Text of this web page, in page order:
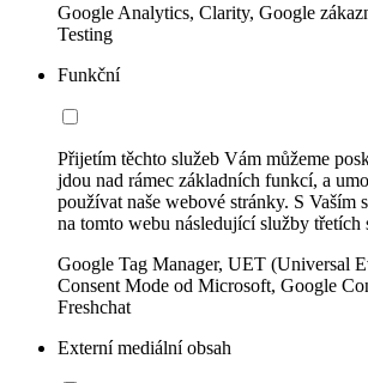
Google Analytics, Clarity, Google
Testing
Funkční
Přijetím těchto služeb Vám můžeme
jdou nad rámec základních funkcí, a
používat naše webové stránky. S Vaším
na tomto webu následující služby třetích
Google Tag Manager, UET (Universal
Consent Mode od Microsoft, Google
Freshchat
Externí mediální obsah